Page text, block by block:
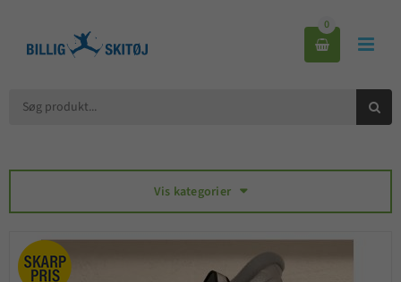


0

Vis kategorier 